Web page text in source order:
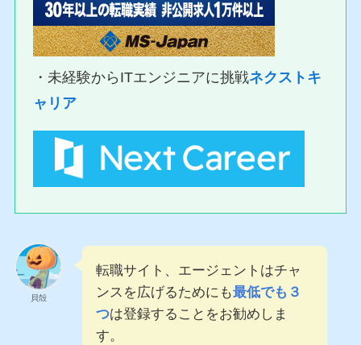
・未経験からITエンジニアに挑戦ネクストキ
ャリア
貝殻
転職サイト、エージェントはチャ
ンスを広げるためにも最低でも３
つは登録することをお勧めしま
す。